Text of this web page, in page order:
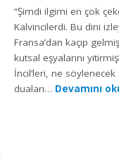
“Şimdi ilgimi en çok
Kalvincilerdi. Bu dini
Fransa’dan kaçıp
kutsal eşyalarını
İncil’leri, ne
duaları… Devamını